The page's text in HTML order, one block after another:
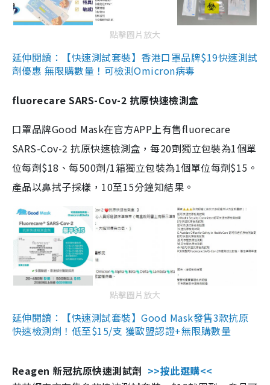
點擊圖片放大
延伸閱讀：【快速測試套裝】香港口罩品牌$19快速測試
劑優惠 無限購數量！可檢測Omicron病毒
fluorecare SARS-Cov-2 抗原快速檢測盒
口罩品牌Good Mask在官方APP上有售fluorecare
SARS-Cov-2 抗原快速檢測盒，每20劑獨立包裝為1個單
位每劑$18、每500劑/1箱獨立包裝為1個單位每劑$15。
產品以鼻拭子採樣，10至15分鐘知結果。
點擊圖片放大
延伸閱讀：【快速測試套裝】Good Mask發售3款抗原
快速檢測劑！低至$15/支 獲歐盟認證+無限購數量
Reagen 新冠抗原快速測試劑 >>按此選購<<